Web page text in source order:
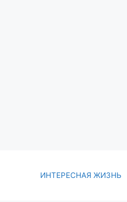
ИНТЕРЕСНАЯ ЖИЗНЬ